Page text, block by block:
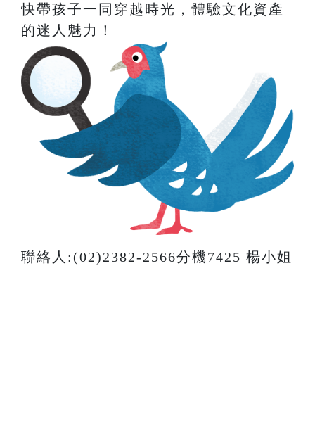
快帶孩子一同穿越時光，體驗文化資產
的迷人魅力！
聯絡人:(02)2382-2566分機7425 楊小姐